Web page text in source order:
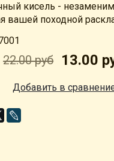
кисель -
вашей походной
22.00 руб 13.00
Добавить в